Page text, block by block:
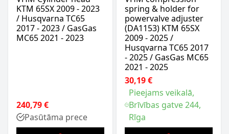
KTM 65SX 2009 - 2023
/ Husqvarna TC65
2017 - 2023 / GasGas
MC65 2021 - 2023
240,79 €
Pasūtāma prece
spring & holder for
powervalve adjuster
(DA1153) KTM 65SX
2009 - 2025 /
Husqvarna TC65 2017
- 2025 / GasGas MC65
2021 - 2025
30,19 €
Pieejams veikalā,
Brīvības gatve 244,
Rīga